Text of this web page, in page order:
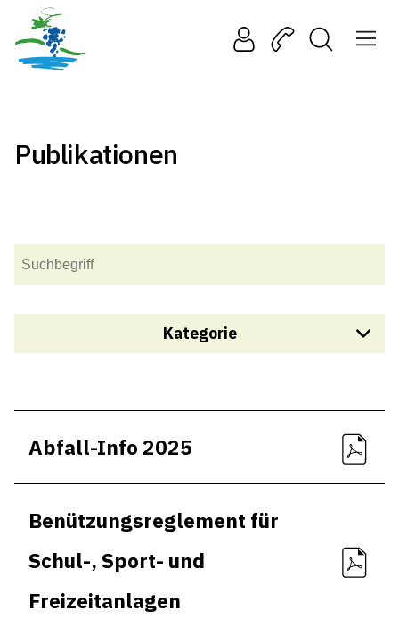
Publikationen
Kategorie
Jahresrechnung
Abfall-Info 2025
Benützungsreglement für
Schul-, Sport- und
Freizeitanlagen